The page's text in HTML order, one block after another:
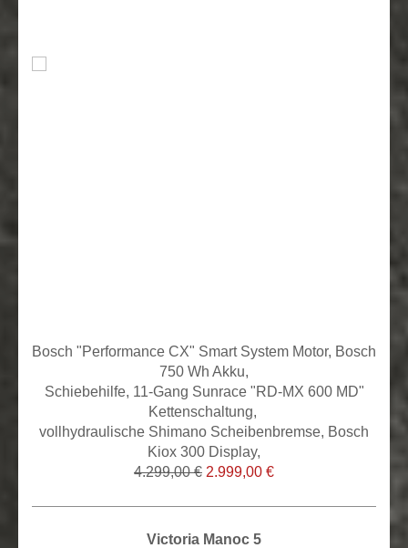
Bosch "Performance CX" Smart System Motor, Bosch
750 Wh Akku,
Schiebehilfe, 11-Gang Sunrace "RD-MX 600 MD"
Kettenschaltung,
vollhydraulische Shimano Scheibenbremse, Bosch
Kiox 300 Display,
4.299,00 € 2.999,00 €
Victoria Manoc 5